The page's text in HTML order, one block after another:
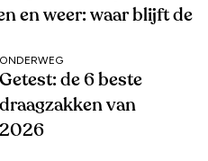
en weer: waar blijft de
ONDERWEG
Getest: de 6 beste
draagzakken van
2026